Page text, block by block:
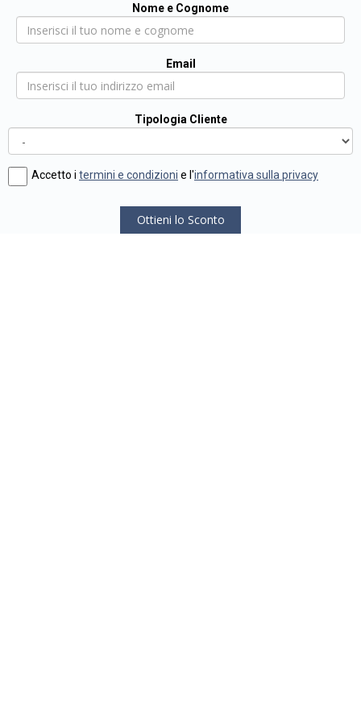
Nome e Cognome
Email
Tipologia Cliente
Accetto i termini e condizioni e l'informativa sulla privacy
Ottieni lo Sconto